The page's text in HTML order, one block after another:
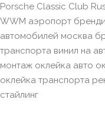
Porsche Classic Club
WWM аэропорт
автомобилей москва
транспорта винил на
монтаж оклейка авто
оклейка транспорта
стайлинг